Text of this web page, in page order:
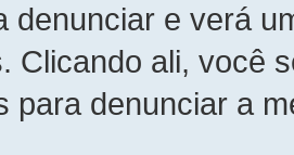
denunciar e verá
Clicando ali, você
para denunciar a